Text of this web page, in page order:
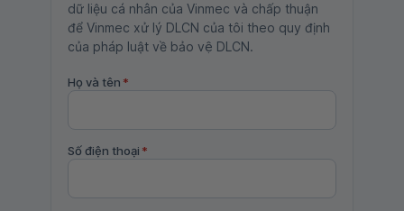
dữ liệu cá nhân của Vinmec và chấp thuận
để Vinmec xử lý DLCN của tôi theo quy định
của pháp luật về bảo vệ DLCN.
Họ và tên *
Số điện thoại *